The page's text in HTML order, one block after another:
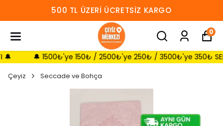
500 TL ÜZERI ÜCRETSIZ KARGO
0
🔔 1500₺'ye 150₺ / 2500₺'ye 250₺ / 3500₺'ye 350₺ SEPETTE
Çeyiz Seccade ve Bohça